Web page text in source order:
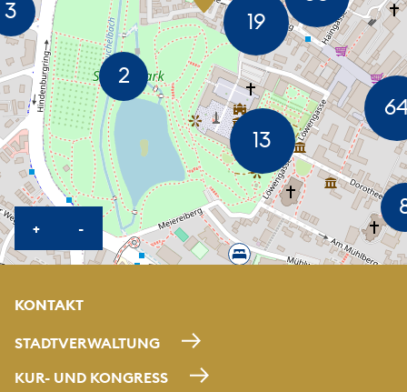
+KARTE HEREINZOOMEN
-KARTE HERAUSZOOMEN
KONTAKT
STADTVERWALTUNG
KUR- UND KONGRESS